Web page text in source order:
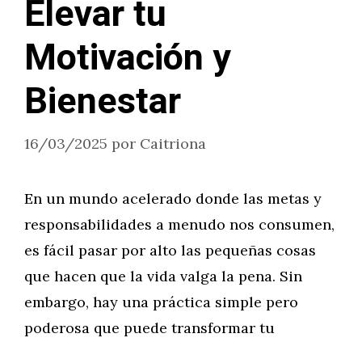
Elevar tu
Motivación y
Bienestar
16/03/2025 por Caitriona
En un mundo acelerado donde las metas y
responsabilidades a menudo nos consumen,
es fácil pasar por alto las pequeñas cosas
que hacen que la vida valga la pena. Sin
embargo, hay una práctica simple pero
poderosa que puede transformar tu